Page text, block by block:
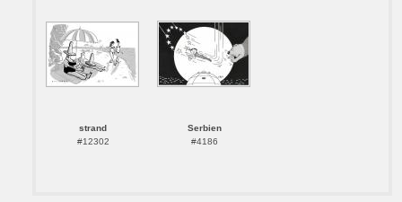
strand
#12302
Serbien
#4186